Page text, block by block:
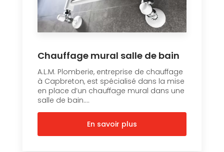
Chauffage mural salle de bain
A.L.M. Plomberie, entreprise de chauffage
à Capbreton, est spécialisé dans la mise
en place d’un chauffage mural dans une
salle de bain....
En savoir plus